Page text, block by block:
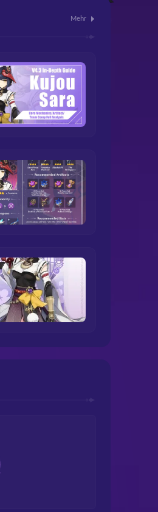
Mehr